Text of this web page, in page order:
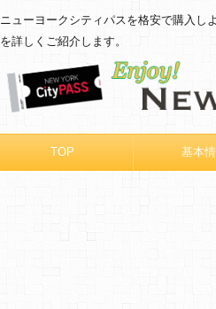
ニューヨークシティパスを格安で購入し
を詳しくご紹介します。
TOP 基本